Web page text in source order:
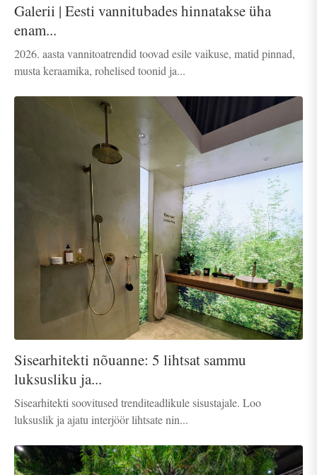
Galerii | Eesti vannitubades hinnatakse üha
enam...
2026. aasta vannitoatrendid toovad esile vaikuse, matid pinnad,
musta keraamika, rohelised toonid ja...
Sisearhitekti nõuanne: 5 lihtsat sammu
luksusliku ja...
Sisearhitekti soovitused trenditeadlikule sisustajale. Loo
luksuslik ja ajatu interjöör lihtsate nin...